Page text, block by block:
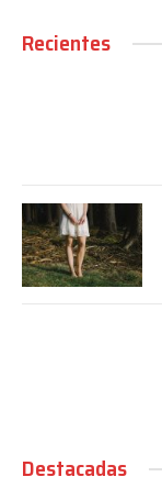
Recientes
Destacadas